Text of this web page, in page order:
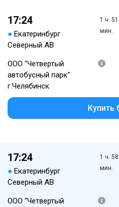
17:24
● Екатеринбург
Северный АВ
1 ч. 51
мин.
ООО "Четвертый
автобусный парк"
г.Челябинск
Купить
17:24
● Екатеринбург
Северный АВ
1 ч. 58
мин.
ООО "Четвертый